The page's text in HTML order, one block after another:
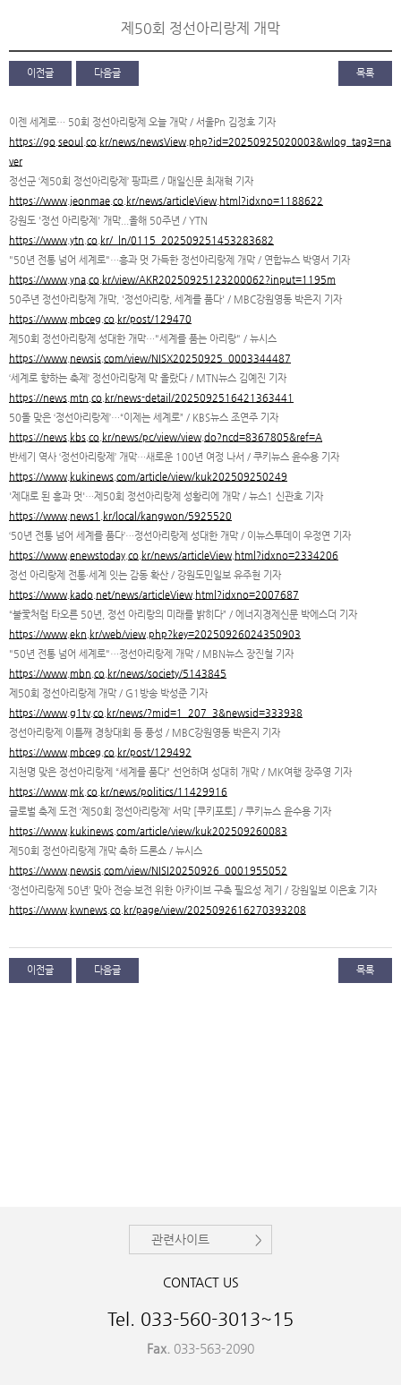
제50회 정선아리랑제 개막
이전글 다음글 목록
이젠 세계로… 50회 정선아리랑제 오늘 개막 / 서울Pn 김정호 기자
https://go.seoul.co.kr/news/newsView.php?id=20250925020003&wlog_tag3=na
ver
정선군 ‘제50회 정선아리랑제’ 팡파르 / 매일신문 최재혁 기자
https://www.jeonmae.co.kr/news/articleView.html?idxno=1188622
강원도 '정선 아리랑제' 개막...올해 50주년 / YTN
https://www.ytn.co.kr/_ln/0115_202509251453283682
"50년 전통 넘어 세계로"…흥과 멋 가득한 정선아리랑제 개막 / 연합뉴스 박영서 기자
https://www.yna.co.kr/view/AKR20250925123200062?input=1195m
50주년 정선아리랑제 개막, '정선아리랑, 세계를 품다' / MBC강원영동 박은지 기자
https://www.mbceg.co.kr/post/129470
제50회 정선아리랑제 성대한 개막…"세계를 품는 아리랑" / 뉴시스
https://www.newsis.com/view/NISX20250925_0003344487
‘세계로 향하는 축제’ 정선아리랑제 막 올랐다 / MTN뉴스 김예진 기자
https://news.mtn.co.kr/news-detail/2025092516421363441
50돌 맞은 ‘정선아리랑제’…“이제는 세계로” / KBS뉴스 조연주 기자
https://news.kbs.co.kr/news/pc/view/view.do?ncd=8367805&ref=A
반세기 역사 ‘정선아리랑제’ 개막…새로운 100년 여정 나서 / 쿠키뉴스 윤수용 기자
https://www.kukinews.com/article/view/kuk202509250249
'제대로 된 흥과 멋'…제50회 정선아리랑제 성황리에 개막 / 뉴스1 신관호 기자
https://www.news1.kr/local/kangwon/5925520
‘50년 전통 넘어 세계를 품다’…정선아리랑제 성대한 개막 / 이뉴스투데이 우정연 기자
https://www.enewstoday.co.kr/news/articleView.html?idxno=2334206
정선 아리랑제 전통·세계 잇는 감동 확산 / 강원도민일보 유주현 기자
https://www.kado.net/news/articleView.html?idxno=2007687
“불꽃처럼 타오른 50년, 정선 아리랑의 미래를 밝히다” / 에너지경제신문 박에스더 기자
https://www.ekn.kr/web/view.php?key=20250926024350903
"50년 전통 넘어 세계로"…정선아리랑제 개막 / MBN뉴스 장진철 기자
https://www.mbn.co.kr/news/society/5143845
제50회 정선아리랑제 개막 / G1방송 박성준 기자
https://www.g1tv.co.kr/news/?mid=1_207_3&newsid=333938
정선아리랑제 이틀째 경창대회 등 풍성 / MBC강원영동 박은지 기자
https://www.mbceg.co.kr/post/129492
지천명 맞은 정선아리랑제 “세계를 품다” 선언하며 성대히 개막 / MK여행 장주영 기자
https://www.mk.co.kr/news/politics/11429916
글로벌 축제 도전 ‘제50회 정선아리랑제’ 서막 [쿠키포토] / 쿠키뉴스 윤수용 기자
https://www.kukinews.com/article/view/kuk202509260083
제50회 정선아리랑제 개막 축하 드론쇼 / 뉴시스
https://www.newsis.com/view/NISI20250926_0001955052
‘정선아리랑제 50년’ 맞아 전승·보전 위한 아카이브 구축 필요성 제기 / 강원일보 이은호 기자
https://www.kwnews.co.kr/page/view/2025092616270393208
이전글 다음글 목록
관련사이트
CONTACT US
Tel. 033-560-3013~15
Fax. 033-563-2090